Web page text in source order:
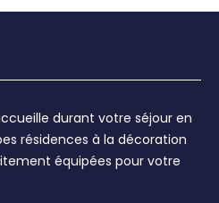
durant votre séjour en
résidences à la décoration
équipées pour votre